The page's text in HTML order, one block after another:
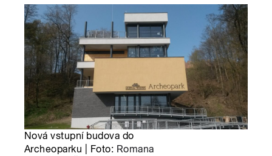
Nová vstupní budova do
Archeoparku | Foto: Romana